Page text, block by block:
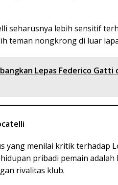
seharusnya lebih sensitif
teman nongkrong di luar
Lepas Federico Gatti
yang menilai kritik terhadap
pribadi pemain adalah
rivalitas klub.